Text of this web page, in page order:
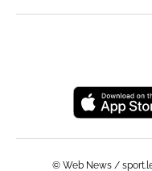
© Web News /